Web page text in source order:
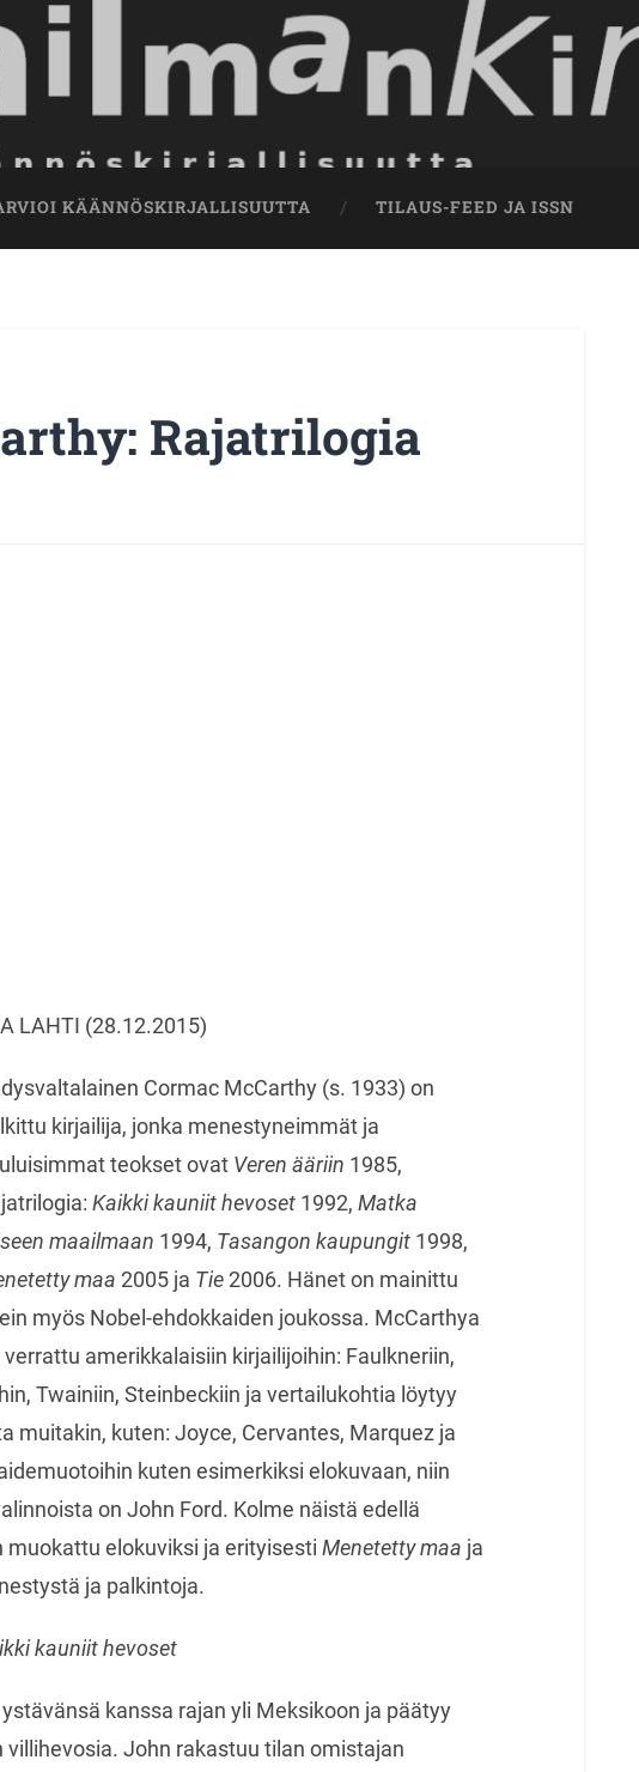
KÄÄNNÖSKIRJALLISUUTTA TILAUS-FEED JA ISSN
Rajatrilogia
LAHTI (28.12.2015)
Cormac McCarthy (s. 1933) on
kirjailija, jonka menestyneimmät ja
teokset ovat Veren ääriin 1985,
Kaikki kauniit hevoset1992, Matka
maailmaan 1994, Tasangon kaupungit1998,
maa 2005 ja Tie2006. Hänet on mainittu
myös Nobel-ehdokkaiden joukossa. McCarthya
verrattu amerikkalaisiin kirjailijoihin: Faulkneriin,
Twainiin, Steinbeckiin ja vertailukohtia löytyy
muitakin, kuten: Joyce, Cervantes, Marquez ja
kuten esimerkiksi elokuvaan, niin
on John Ford. Kolme näistä edellä
elokuviksi ja erityisesti Menetetty maa ja
ja palkintoja.
kauniit hevoset
kanssa rajan yli Meksikoon ja päätyy
John rakastuu tilan omistajan